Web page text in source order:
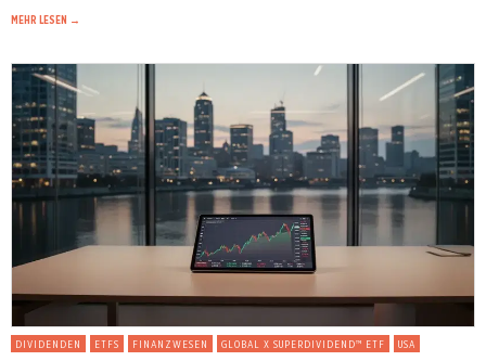
MEHR LESEN →
DIVIDENDEN ETFS FINANZWESEN GLOBAL X SUPERDIVIDEND™ ETF USA